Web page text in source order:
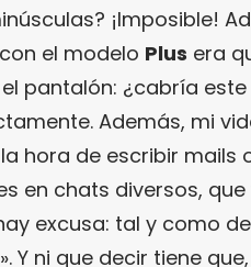
¡Imposible!
el modelo Plus era
pantalón: ¿cabría
Además, mi
hora de escribir mails
en chats diversos,
excusa: tal y como
Y ni que decir tiene